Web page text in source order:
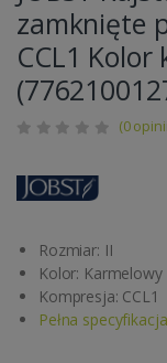
zamknięte
CCL1
(0
Rozmiar: II
Kolor: Karmelowy
Kompresja: CCL1
Pełna specyfikacja